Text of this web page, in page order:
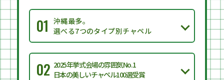
01 沖縄最多。
選べる7つのタイプ別チャペル
02 2025年挙式会場の雰囲気No.1
日本の美しいチャペル100選受賞